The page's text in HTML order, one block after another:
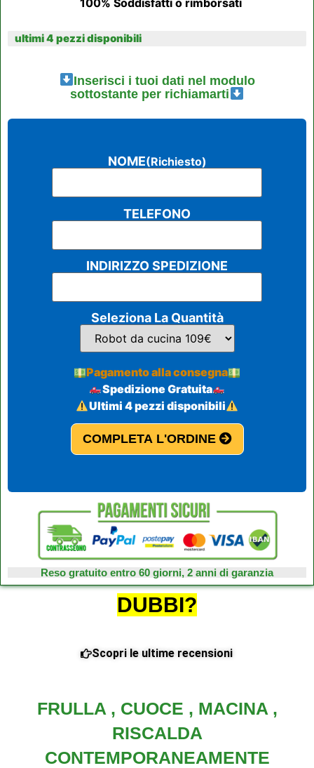
100% Soddisfatti o rimborsati
ultimi 4 pezzi disponibili
Inserisci i tuoi dati nel modulo
sottostante per richiamarti
NOME(Richiesto)
TELEFONO
INDIRIZZO SPEDIZIONE
Seleziona La Quantità
Pagamento alla consegna
Spedizione Gratuita
Ultimi 4 pezzi disponibili
COMPLETA L'ORDINE
Reso gratuito entro 60 giorni, 2 anni di garanzia
DUBBI?
Scopri le ultime recensioni
FRULLA , CUOCE , MACINA ,
RISCALDA
CONTEMPORANEAMENTE